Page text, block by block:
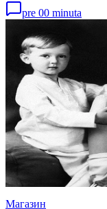
pre 00 minuta
Магазин